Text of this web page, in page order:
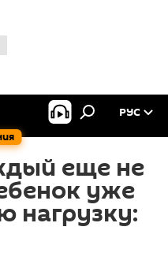
РУС
еще не
уже
нагрузку: